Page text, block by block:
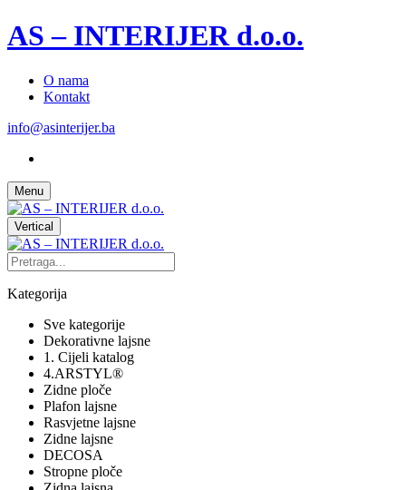
AS – INTERIJER d.o.o.
O nama
Kontakt
info@asinterijer.ba
Menu
Vertical
Kategorija
Sve kategorije
Dekorativne lajsne
1. Cijeli katalog
4.ARSTYL®
Zidne ploče
Plafon lajsne
Rasvjetne lajsne
Zidne lajsne
DECOSA
Stropne ploče